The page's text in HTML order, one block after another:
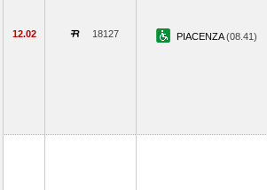
12.02 18127 PIACENZA(08.41)